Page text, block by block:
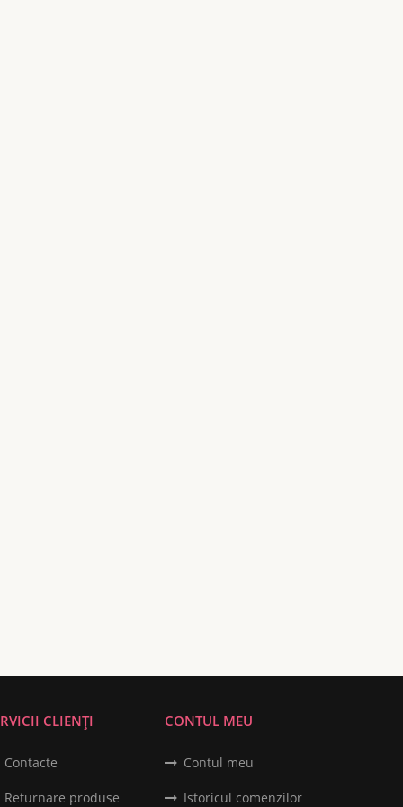
CLIENȚI
Contacte
Returnare produse
CONTUL MEU
Contul meu
Istoricul comenzilor